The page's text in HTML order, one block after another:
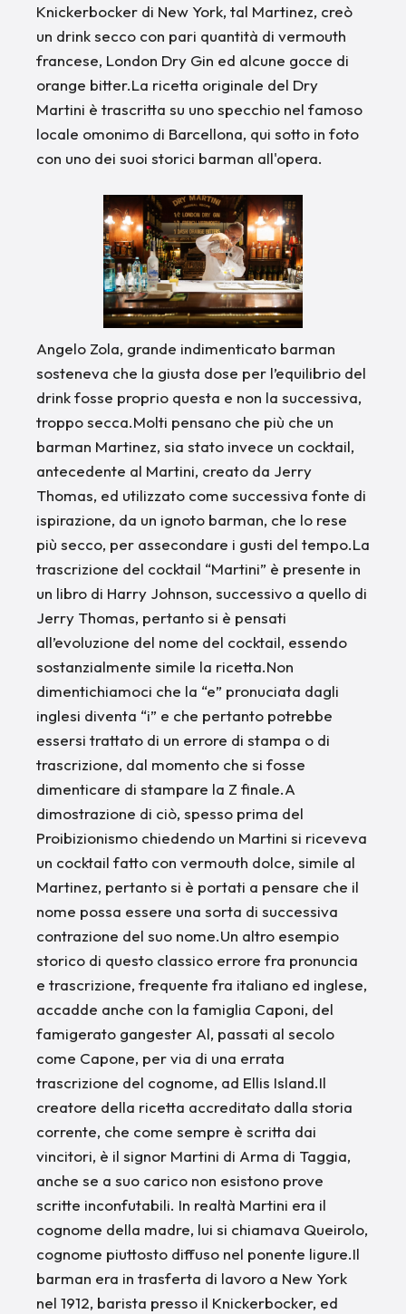
Knickerbocker di New York, tal Martinez, creò
un drink secco con pari quantità di vermouth
francese, London Dry Gin ed alcune gocce di
orange bitter.La ricetta originale del Dry
Martini è trascritta su uno specchio nel famoso
locale omonimo di Barcellona, qui sotto in foto
con uno dei suoi storici barman all'opera.
Angelo Zola, grande indimenticato barman
sosteneva che la giusta dose per l’equilibrio del
drink fosse proprio questa e non la successiva,
troppo secca.Molti pensano che più che un
barman Martinez, sia stato invece un cocktail,
antecedente al Martini, creato da Jerry
Thomas, ed utilizzato come successiva fonte di
ispirazione, da un ignoto barman, che lo rese
più secco, per assecondare i gusti del tempo.La
trascrizione del cocktail “Martini” è presente in
un libro di Harry Johnson, successivo a quello di
Jerry Thomas, pertanto si è pensati
all’evoluzione del nome del cocktail, essendo
sostanzialmente simile la ricetta.Non
dimentichiamoci che la “e” pronuciata dagli
inglesi diventa “i” e che pertanto potrebbe
essersi trattato di un errore di stampa o di
trascrizione, dal momento che si fosse
dimenticare di stampare la Z finale.A
dimostrazione di ciò, spesso prima del
Proibizionismo chiedendo un Martini si riceveva
un cocktail fatto con vermouth dolce, simile al
Martinez, pertanto si è portati a pensare che il
nome possa essere una sorta di successiva
contrazione del suo nome.Un altro esempio
storico di questo classico errore fra pronuncia
e trascrizione, frequente fra italiano ed inglese,
accadde anche con la famiglia Caponi, del
famigerato gangester Al, passati al secolo
come Capone, per via di una errata
trascrizione del cognome, ad Ellis Island.Il
creatore della ricetta accreditato dalla storia
corrente, che come sempre è scritta dai
vincitori, è il signor Martini di Arma di Taggia,
anche se a suo carico non esistono prove
scritte inconfutabili. In realtà Martini era il
cognome della madre, lui si chiamava Queirolo,
cognome piuttosto diffuso nel ponente ligure.Il
barman era in trasferta di lavoro a New York
nel 1912, barista presso il Knickerbocker, ed